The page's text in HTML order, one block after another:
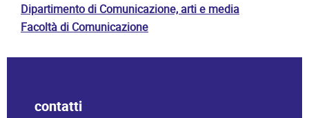
Dipartimento di Comunicazione, arti e media
Facoltà di Comunicazione
contatti